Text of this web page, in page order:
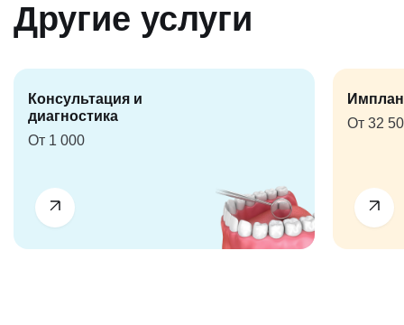
Другие услуги
Консультация и
диагностика
От 1 000
От 32